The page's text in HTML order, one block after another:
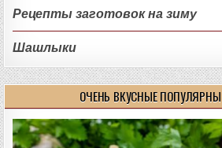
Рецепты заготовок на зиму
Шашлыки
ОЧЕНЬ ВКУСНЫЕ